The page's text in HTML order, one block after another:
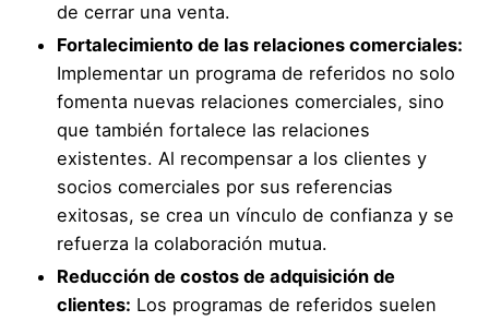
de cerrar una venta.
Fortalecimiento de las relaciones comerciales:
Implementar un programa de referidos no solo
fomenta nuevas relaciones comerciales, sino
que también fortalece las relaciones
existentes. Al recompensar a los clientes y
socios comerciales por sus referencias
exitosas, se crea un vínculo de confianza y se
refuerza la colaboración mutua.
Reducción de costos de adquisición de
clientes: Los programas de referidos suelen